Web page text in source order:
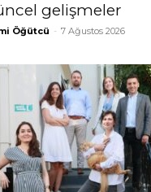
gelişmeler
Öğütcü - 7 Ağustos 2026